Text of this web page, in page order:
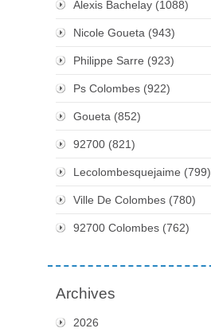
Alexis Bachelay (1088)
Nicole Goueta (943)
Philippe Sarre (923)
Ps Colombes (922)
Goueta (852)
92700 (821)
Lecolombesquejaime (799)
Ville De Colombes (780)
92700 Colombes (762)
Archives
2026